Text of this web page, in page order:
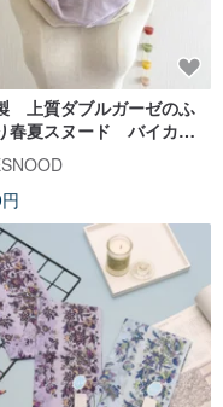
上質ダブルガーゼのふ
春夏スヌード バイカラ
ルラベンダー×バニラミ